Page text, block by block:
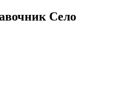
Село